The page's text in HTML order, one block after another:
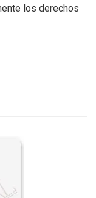
los derechos